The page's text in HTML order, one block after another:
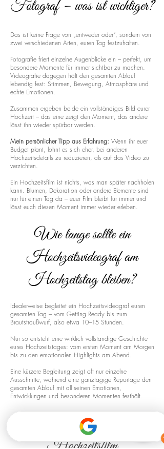
Fotograf – was ist wichtiger?
Das ist keine Frage von „entweder oder“, sondern von
zwei verschiedenen Arten, euren Tag festzuhalten.
Fotografie friert einzelne Augenblicke ein – perfekt, um
besondere Momente für immer sichtbar zu machen.
Videografie dagegen hält den gesamten Ablauf
lebendig fest: Stimmen, Bewegung, Atmosphäre und
echte Emotionen.
Zusammen ergeben beide ein vollständiges Bild eurer
Hochzeit – das eine zeigt den Moment, das andere
lässt ihn wieder spürbar werden.
Mein persönlicher Tipp aus Erfahrung: Wenn ihr euer
Budget plant, lohnt es sich eher, bei anderen
Hochzeitsdetails zu reduzieren, als auf das Video zu
verzichten.
Ein Hochzeitsfilm ist nichts, was man später nachholen
kann. Blumen, Dekoration oder andere Elemente sind
nur für einen Tag da – euer Film bleibt für immer und
lässt euch diesen Moment immer wieder erleben.
Wie lange sollte ein
Hochzeitsvideograf am
Hochzeitstag bleiben?
Idealerweise begleitet ein Hochzeitsvideograf euren
gesamten Tag – vom Getting Ready bis zum
Brautstraußwurf, also etwa 10–15 Stunden.
Nur so entsteht eine wirklich vollständige Geschichte
eures Hochzeitstages: vom ersten Moment am Morgen
bis zu den emotionalen Highlights am Abend.
Eine kürzere Begleitung zeigt oft nur einzelne
Ausschnitte, während eine ganztägige Reportage den
gesamten Ablauf mit all seinen Emotionen,
Entwicklungen und besonderen Momenten festhält.
Drohnenaufnahmen für euren